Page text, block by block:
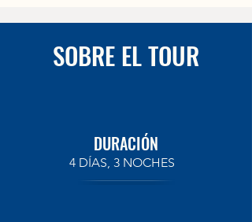
SOBRE EL TOUR
DURACIÓN
4 DÍAS, 3 NOCHES